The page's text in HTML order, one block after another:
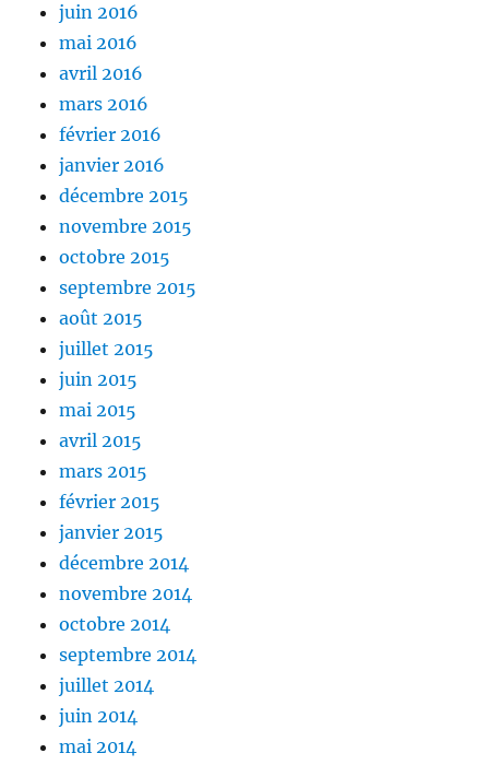
juin 2016
mai 2016
avril 2016
mars 2016
février 2016
janvier 2016
décembre 2015
novembre 2015
octobre 2015
septembre 2015
août 2015
juillet 2015
juin 2015
mai 2015
avril 2015
mars 2015
février 2015
janvier 2015
décembre 2014
novembre 2014
octobre 2014
septembre 2014
juillet 2014
juin 2014
mai 2014